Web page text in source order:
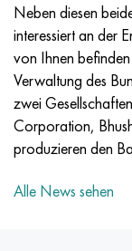
Neben diesen
interessiert an der
von Ihnen
Verwaltung des
zwei
Corporation,
produzieren den
Alle News sehen
Renee 41
50H
50NP
50NHS
HN65VMTYU
HN67MVTYU
HN68VKTYU
2V
SPT-2
AT3
1.4542 - 17-
Custom 455® -
1.4545 - 15-5Ph®
13H11N2V2МF
15H11MF
15H12VNMF
C65500,
C65620,
C65100, CuSi1,5
АS14,
20G, 20mn5
20HN3А, aisi
R12F3, 1.3318,
R18, 1.3355,
Kohlenstoffstahl